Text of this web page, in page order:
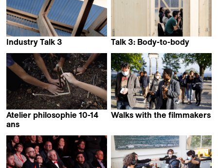
Industry Talk 3 Talk 3: Body-to-body
Atelier philosophie 10-14
ans
Walks with the filmmakers